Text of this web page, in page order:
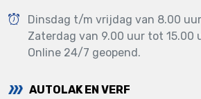
Dinsdag t/m vrijdag van 8.00
Zaterdag van 9.00 uur tot 15.00
Online 24/7 geopend.
AUTOLAK EN VERF